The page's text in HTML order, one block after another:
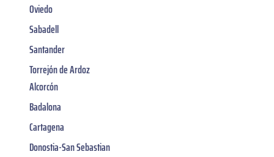
Oviedo
Sabadell
Santander
Torrejón de Ardoz
Alcorcón
Badalona
Cartagena
Donostia-San Sebastian